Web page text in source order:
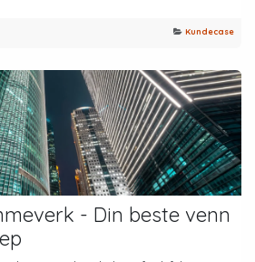
Kundecase
- Din beste venn